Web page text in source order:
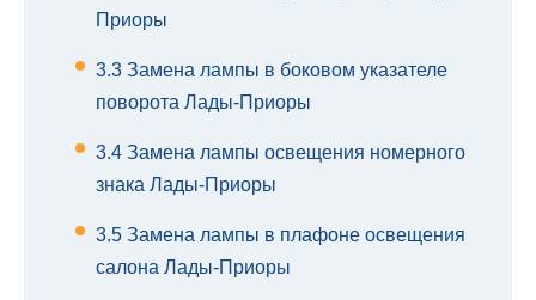
Приоры
3.3 Замена лампы в боковом указателе
поворота Лады-Приоры
3.4 Замена лампы освещения номерного
знака Лады-Приоры
3.5 Замена лампы в плафоне освещения
салона Лады-Приоры